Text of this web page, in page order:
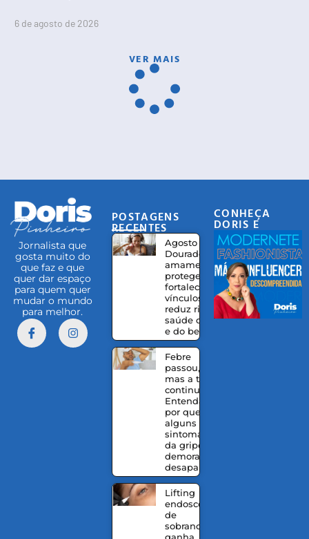
6 de agosto de 2026
VER MAIS
Jornalista que
gosta muito do
que faz e que
quer dar espaço
para quem quer
mudar o mundo
para melhor.
POSTAGENS
RECENTES
Agosto
Dourado:
amamentação
protege,
fortalece
vínculos e
reduz riscos à
saúde da mãe
e do bebê
Febre
passou,
mas a tosse
continua?
Entenda
por que
alguns
sintomas
da gripe
demoram a
desaparecer
Lifting
endoscópico
de
sobrancelhas
CONHEÇA
DORIS E
EQUIPE